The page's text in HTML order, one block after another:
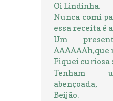
Oi Lindinha.
Nunca comi
essa receita é
Um
Fiquei curiosa
Tenham
abençoada,
Beijão.